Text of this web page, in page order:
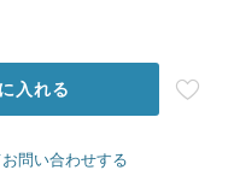
入れる
問い合わせする